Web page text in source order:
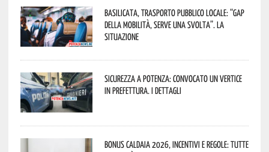
Basilicata, trasporto pubblico locale: “Gap
della mobilità, serve una svolta”. La
situazione
Sicurezza a Potenza: convocato un vertice
in Prefettura. I dettagli
Bonus caldaia 2026, incentivi e regole: tutte